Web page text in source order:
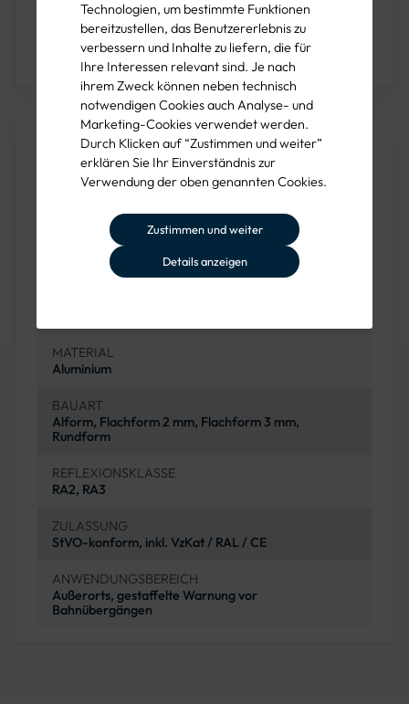
Technologien, um bestimmte Funktionen
bereitzustellen, das Benutzererlebnis zu
verbessern und Inhalte zu liefern, die für
Ihre Interessen relevant sind. Je nach
ihrem Zweck können neben technisch
notwendigen Cookies auch Analyse- und
Marketing-Cookies verwendet werden.
Durch Klicken auf “Zustimmen und weiter”
erklären Sie Ihr Einverständnis zur
Verwendung der oben genannten Cookies.
Zustimmen und weiter
Details anzeigen
Vorrangiger Einsatz außerhalb geschlossener
Ortschaften
Produkteigenschaften
ERKEHRSZEICHEN-NUMMER
BEZEICHNUNG
Zweistreifige Bake, Aufstellung links
MATERIAL
Aluminium
BAUART
Alform, Flachform 2 mm, Flachform 3 mm,
Rundform
REFLEXIONSKLASSE
RA2, RA3
ZULASSUNG
StVO-konform, inkl. VzKat / RAL / CE
ANWENDUNGSBEREICH
Außerorts, gestaffelte Warnung vor
Bahnübergängen